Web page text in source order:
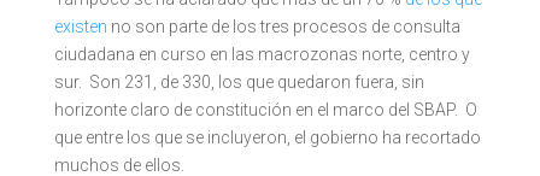
existen no son parte de los tres procesos de consulta
ciudadana en curso en las macrozonas norte, centro y
sur. Son 231, de 330, los que quedaron fuera, sin
horizonte claro de constitución en el marco del SBAP. O
que entre los que se incluyeron, el gobierno ha recortado
muchos de ellos.